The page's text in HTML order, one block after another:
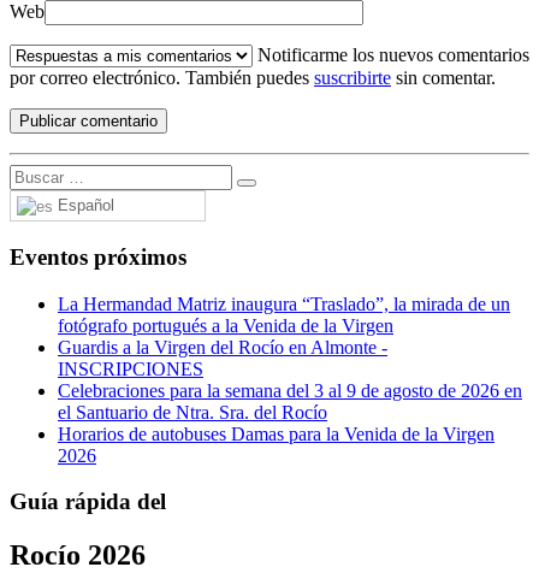
Web
Notificarme los nuevos comentarios
por correo electrónico. También puedes suscribirte sin comentar.
Español
Eventos próximos
La Hermandad Matriz inaugura “Traslado”, la mirada de un
fotógrafo portugués a la Venida de la Virgen
Guardis a la Virgen del Rocío en Almonte -
INSCRIPCIONES
Celebraciones para la semana del 3 al 9 de agosto de 2026 en
el Santuario de Ntra. Sra. del Rocío
Horarios de autobuses Damas para la Venida de la Virgen
2026
Guía rápida del
Rocío 2026